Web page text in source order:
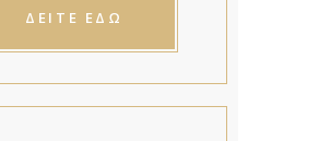
ΔΕΙΤΕ ΕΔΩ